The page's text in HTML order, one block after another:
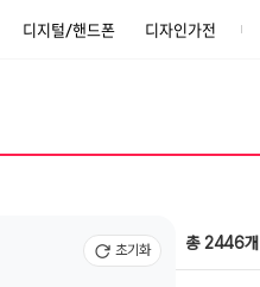
디지털/핸드폰 디자인가전
초기화 총 2446개